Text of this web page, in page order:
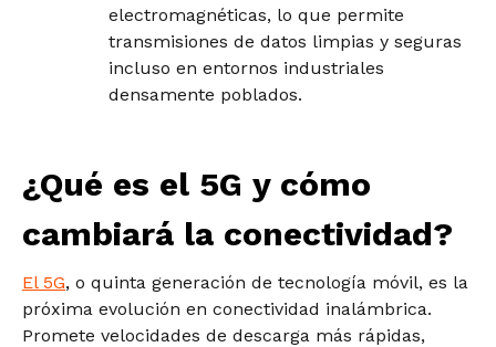
electromagnéticas, lo que permite
transmisiones de datos limpias y seguras
incluso en entornos industriales
densamente poblados.
¿Qué es el 5G y cómo
cambiará la conectividad?
El 5G, o quinta generación de tecnología móvil, es la
próxima evolución en conectividad inalámbrica.
Promete velocidades de descarga más rápidas,